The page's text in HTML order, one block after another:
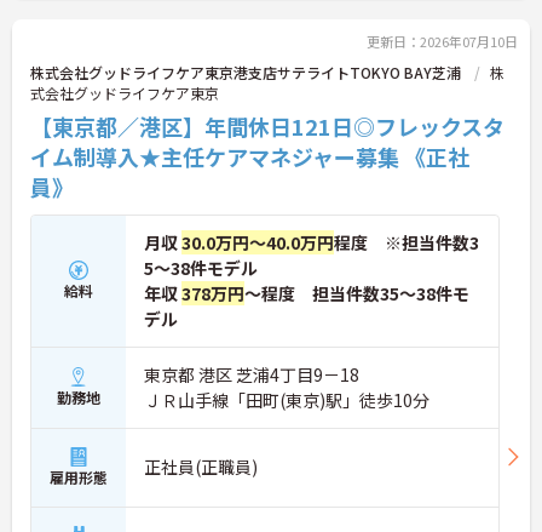
更新日：2026年07月10日
株式会社グッドライフケア東京港支店サテライトTOKYO BAY芝浦
株
式会社グッドライフケア東京
【東京都／港区】年間休日121日◎フレックスタ
イム制導入★主任ケアマネジャー募集 《正社
員》
給料
月収30.0万円～40.0万円程度 ※担当件数3
5～38件モデル
年収378万円～程度 担当件数35～38件モ
デル
勤務地
東京都 港区 芝浦4丁目9－18
ＪＲ山手線「田町(東京)駅」徒歩10分
雇用形態 正社員(正職員)